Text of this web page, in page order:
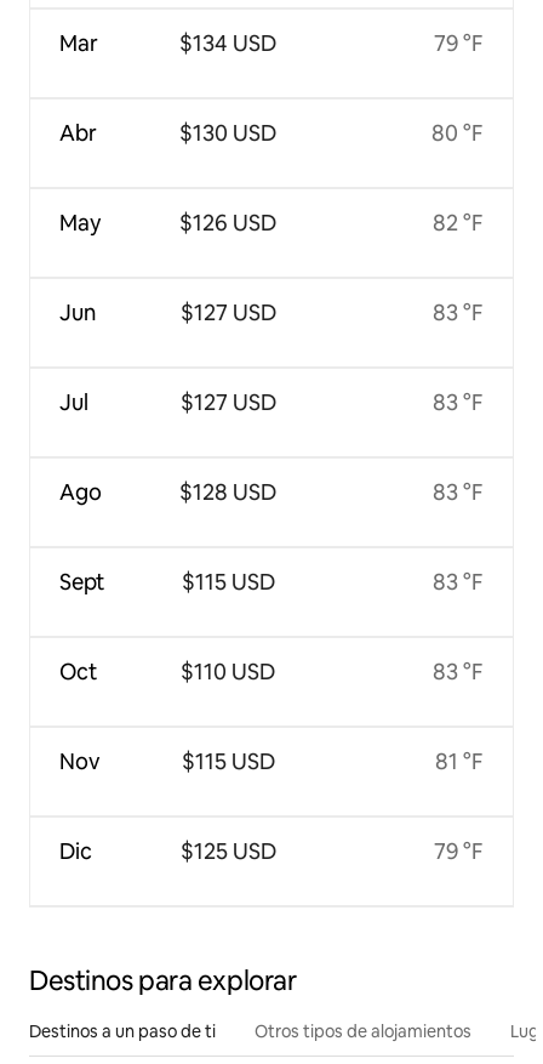
Mar
Abr
May
Jun
Jul
Ago
Sept
Oct
Nov
Dic
$134 USD
$130 USD
$126 USD
$127 USD
$127 USD
$128 USD
$115 USD
$110 USD
$115 USD
$125 USD
79 °F
80 °F
82 °F
83 °F
83 °F
83 °F
83 °F
83 °F
81 °F
79 °F
Destinos para explorar
Destinos a un paso de ti Otros tipos de alojamientos